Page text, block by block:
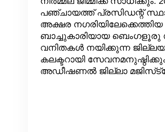
പഞ്ചായത്ത് പ്രസിഡന്റ്
അക്ഷര
ബാച്ചുകാരിയായ ബെംഗളൂരു
വനിതകൾ നയിക്കുന്ന
കലക്ടറായി
അഡീഷണൽ ജില്ലാ